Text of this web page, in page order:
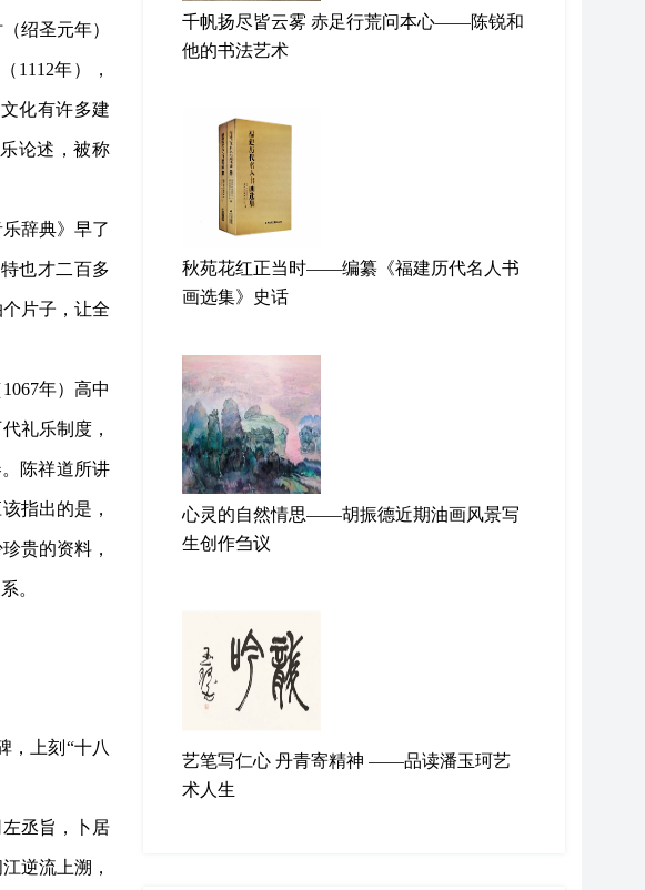
绍圣元年）
1112年），
化有许多建
论述，被称
辞典》早了
也才二百多
片子，让全
年）高中
礼乐制度，
陈祥道所讲
指出的是，
贵的资料，
。
，上刻 “十八
丞旨，卜居
逆流上溯，
千帆扬尽皆云雾 赤足行荒问本心——陈锐和
他的书法艺术
秋苑花红正当时——编纂《福建历代名人书
画选集》史话
心灵的自然情思——胡振德近期油画风景写
生创作刍议
艺笔写仁心 丹青寄精神 ——品读潘玉珂艺
术人生